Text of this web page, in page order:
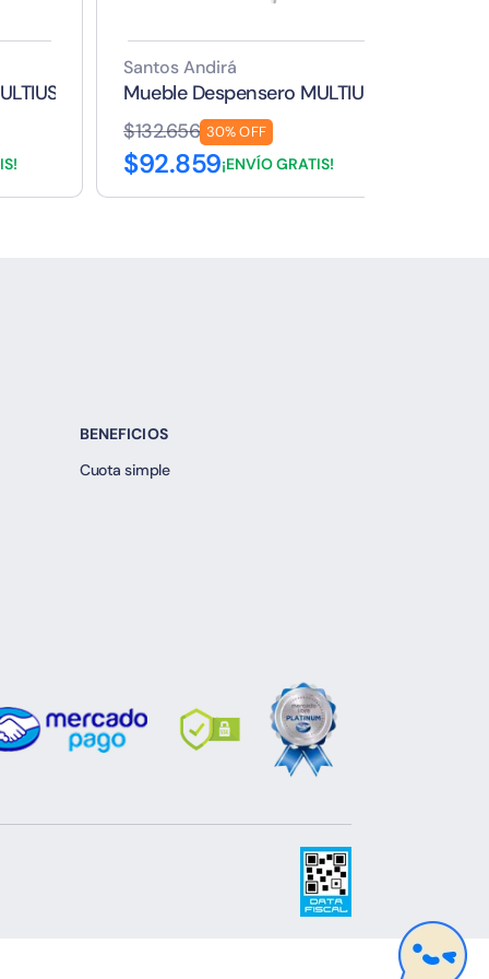
FIT 2 PUERTAS MARRON
Santos Andirá
Mueble Despensero MULTIUSO FIT 2
$132.656 30% OFF
$92.859¡ENVÍO GRATIS!
BENEFICIOS
Cuota simple